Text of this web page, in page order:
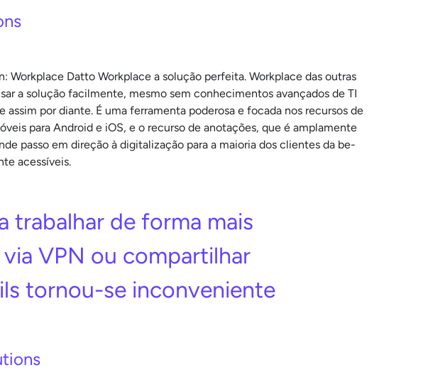
Datto Workplace a solução perfeita. Workplace das outras
a solução facilmente, mesmo sem conhecimentos avançados de TI
por diante. É uma ferramenta poderosa e focada nos recursos de
para Android e iOS, e o recurso de anotações, que é amplamente
passo em direção à digitalização para a maioria dos clientes da be-
acessíveis.
trabalhar de forma mais
VPN ou compartilhar
tornou-se inconveniente